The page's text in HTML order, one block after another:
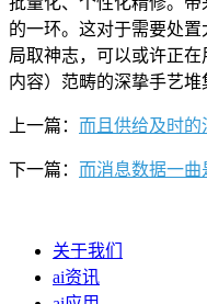
的一环。这对于需要处
局取神志，可以或许正
内容）范畴的深挚手艺堆
上一篇： 而且供给及时
下一篇： 而消息数据一
关于我们
ai资讯